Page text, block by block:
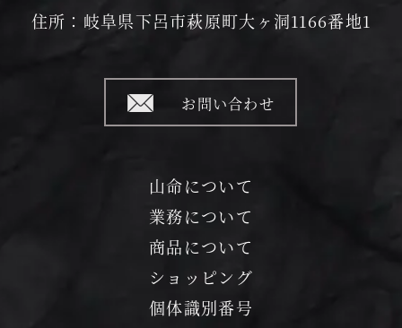
住所：岐阜県下呂市萩原町大ヶ洞1166番地1
お問い合わせ
山命について
業務について
商品について
ショッピング
個体識別番号